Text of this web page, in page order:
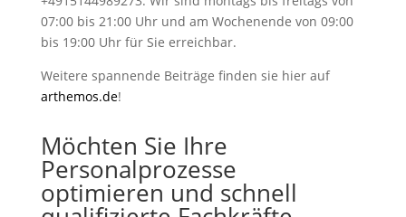
07:00 bis 21:00 Uhr und am Wochenende von 09:00
bis 19:00 Uhr für Sie erreichbar.
Weitere spannende Beiträge finden sie hier auf
arthemos.de!
Möchten Sie Ihre
Personalprozesse
optimieren und schnell